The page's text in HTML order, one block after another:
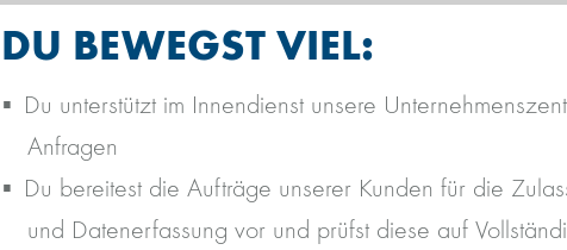
DU BEWEGST VIEL:
Du unterstützt im Innendienst unsere
Anfragen
Du bereitest die Aufträge unserer Kunden für die
und Datenerfassung vor und prüfst diese auf